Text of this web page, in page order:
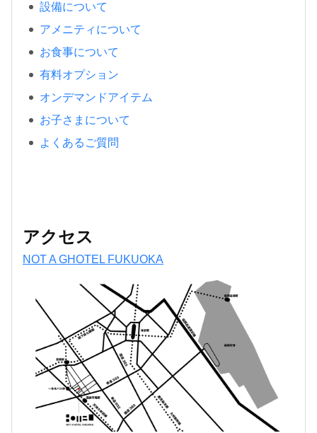
設備について
アメニティについて
お食事について
有料オプション
オンデマンドアイテム
お子さまについて
よくあるご質問
アクセス
NOT A GHOTEL FUKUOKA